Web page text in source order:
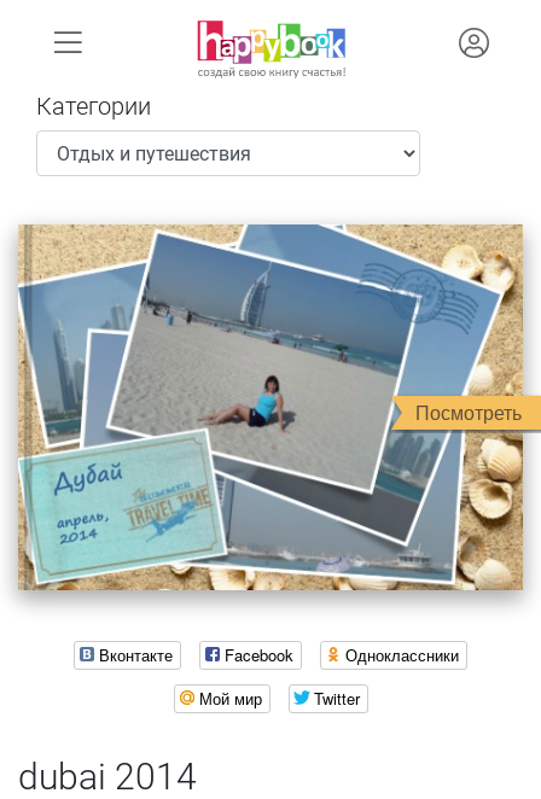
Категории
Посмотреть
Вконтакте Facebook
Одноклассники
Мой мир
Twitter
dubai 2014